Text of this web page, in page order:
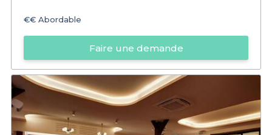
€€ Abordable
Faire une demande